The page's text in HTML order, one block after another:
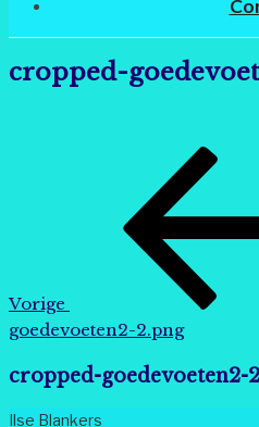
cropped-
Vorige
goedevoeten2-2.png
cropped-goedevoeten2-
Ilse Blankers